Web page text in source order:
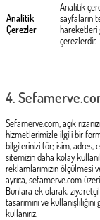
Analitik
Çerezler
Analitik
sayfaların
hareketleri
çerezlerdir.
4.
Sefamerve.com, açık
hizmetlerimizle ilgili bir
bilgilerinizi (ör; isim,
sitemizin daha kolay
reklamlarımızın ölçülmesi
ayrıca, sefamerve.com
Bunlara ek olarak,
tasarımını ve
kullanırız.